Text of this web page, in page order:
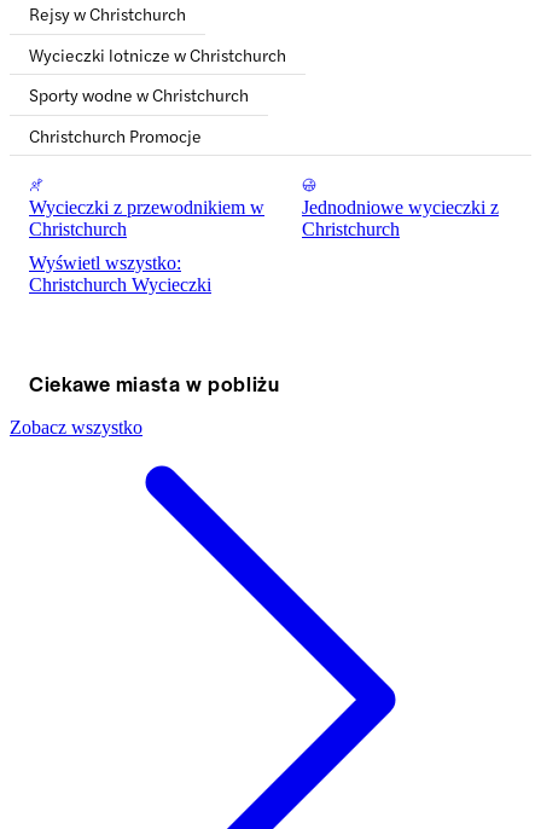
Rejsy w Christchurch
Wycieczki lotnicze w Christchurch
Sporty wodne w Christchurch
Christchurch Promocje
Wycieczki z przewodnikiem w
Christchurch
Jednodniowe wycieczki z
Christchurch
Wyświetl wszystko:
Christchurch Wycieczki
Ciekawe miasta w pobliżu
Zobacz wszystko